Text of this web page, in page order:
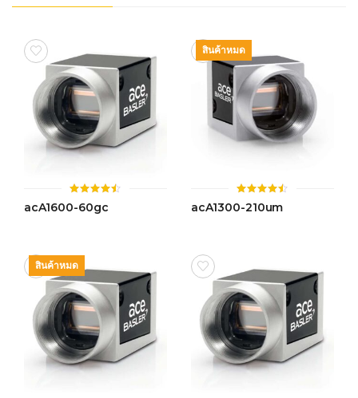
ให้
คะแนน
acA1600-60gc
สินค้าหมด
ให้
คะแนน
acA1300-210um
สินค้าหมด